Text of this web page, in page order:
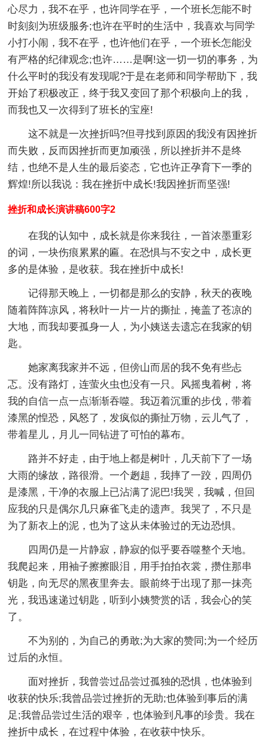
心尽力，我不在乎，也许同学在乎，一个班长怎能不时
时刻刻为班级服务;也许在平时的生活中，我喜欢与同学
小打小闹，我不在乎，也许他们在乎，一个班长怎能没
有严格的纪律观念;也许……是啊!这一切一切的事务，为
什么平时的我没有发现呢?于是在老师和同学帮助下，我
开始了积极改正，终于我又变回了那个积极向上的我，
而我也又一次得到了班长的宝座!
这不就是一次挫折吗?但寻找到原因的我没有因挫折
而失败，反而因挫折而更加顽强，所以挫折并不是终
结，也绝不是人生的最后姿态，它也许正孕育下一季的
辉煌!所以我说：我在挫折中成长!我因挫折而坚强!
挫折和成长演讲稿600字2
在我的认知中，成长就是你来我往，一首浓墨重彩
的词，一块伤痕累累的匾。在恐惧与不安之中，成长更
多的是体验，是收获。我在挫折中成长!
记得那天晚上，一切都是那么的安静，秋天的夜晚
随着阵阵凉风，将秋叶一片一片的撕扯，掩盖了苍凉的
大地，而我却要孤身一人，为小姨送去遗忘在我家的钥
匙。
她家离我家并不远，但傍山而居的我不免有些忐
忑。没有路灯，连萤火虫也没有一只。风摇曳着树，将
我的自信一点一点渐渐吞噬。我迈着沉重的步伐，带着
漆黑的惶恐，风怒了，发疯似的撕扯万物，云儿气了，
带着星儿，月儿一同钻进了可怕的幕布。
路并不好走，由于地上都是树叶，几天前下了一场
大雨的缘故，路很滑。一个趔趄，我摔了一跤，四周仍
是漆黑，干净的衣服上已沾满了泥巴!我哭，我喊，但回
应我的只是偶尔几只麻雀飞走的遗声。我哭了，不只是
为了新衣上的泥，也为了这从未体验过的无边恐惧。
四周仍是一片静寂，静寂的似乎要吞噬整个天地。
我爬起来，用袖子擦擦眼泪，用手拍拍衣裳，攒住那串
钥匙，向无尽的黑夜里奔去。眼前终于出现了那一抹亮
光，我迅速递过钥匙，听到小姨赞赏的话，我会心的笑
了。
不为别的，为自己的勇敢;为大家的赞同;为一个经历
过后的永恒。
面对挫折，我曾尝过品尝过孤独的恐惧，也体验到
收获的快乐;我曾品尝过挫折的无助;也体验到事后的满
足;我曾品尝过生活的艰辛，也体验到凡事的珍贵。我在
挫折中成长，在过程中体验，在收获中快乐。